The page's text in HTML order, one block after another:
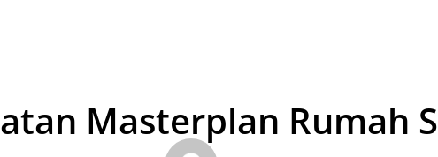
Masterplan Rumah